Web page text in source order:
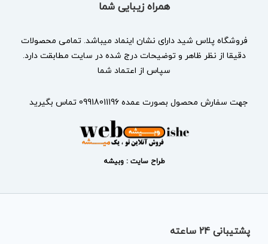
همراه زیبایی شما
فروشگاه پلاس شید دارای نشان اینماد میباشد. تمامی محصولات
دقیقا از نظر ظاهر و توضیحات درج شده در سایت مطابقت دارد.
سپاس از اعتماد شما
جهت سفارش محصول بصورت عمده 09918011196 تماس بگیرید
طراح سایت : وبیشه
پشتیبانی 24 ساعته